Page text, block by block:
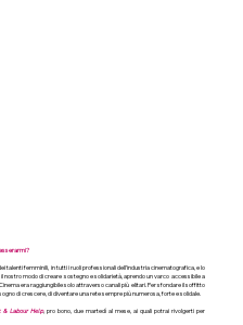
talenti femminili, in tutti i ruoli professionali dell’industria cinematografica, e lo
nostro modo di creare sostegno e solidarietà, aprendo un varco accessibile a
era raggiungibile solo attraverso canali più elitari. Per sfondare il soffitto
di crescere, di diventare una rete sempre più numerosa, forte e solidale.
Labour Help, pro bono, due martedì al mese, ai quali potrai rivolgerti per